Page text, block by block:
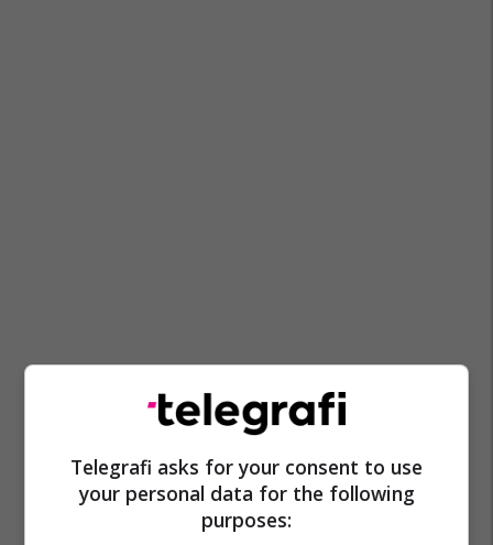
Telegrafi asks for your consent to use
your personal data for the following
purposes: